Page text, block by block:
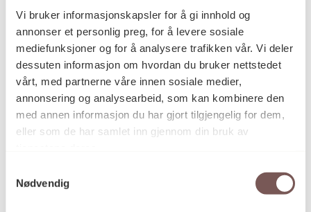
Vi bruker informasjonskapsler for å gi innhold og
annonser et personlig preg, for å levere sosiale
mediefunksjoner og for å analysere trafikken vår. Vi deler
dessuten informasjon om hvordan du bruker nettstedet
vårt, med partnerne våre innen sosiale medier,
annonsering og analysearbeid, som kan kombinere den
med annen informasjon du har gjort tilgjengelig for dem,
eller som de har samlet inn gjennom din bruk av
Nødvendig
Postadresse
Postboks 6994
St. Olavs plass
0130 Oslo
post@koro.no